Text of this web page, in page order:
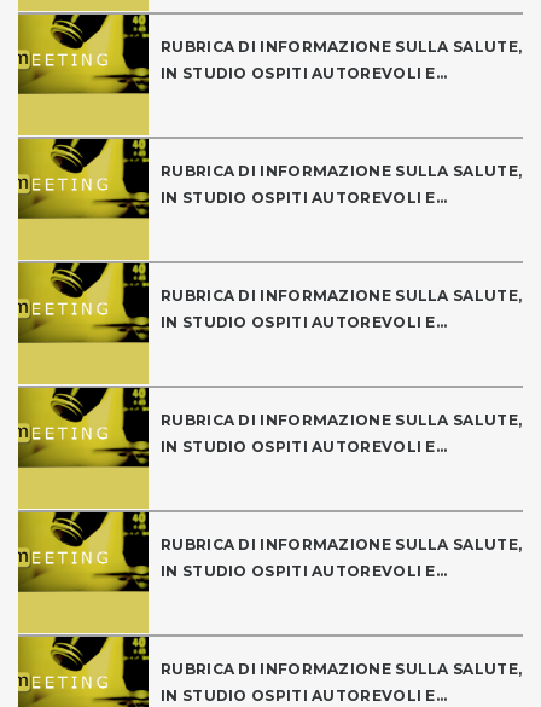
RUBRICA DI INFORMAZIONE SULLA SALUTE,
IN STUDIO OSPITI AUTOREVOLI E...
RUBRICA DI INFORMAZIONE SULLA SALUTE,
IN STUDIO OSPITI AUTOREVOLI E...
RUBRICA DI INFORMAZIONE SULLA SALUTE,
IN STUDIO OSPITI AUTOREVOLI E...
RUBRICA DI INFORMAZIONE SULLA SALUTE,
IN STUDIO OSPITI AUTOREVOLI E...
RUBRICA DI INFORMAZIONE SULLA SALUTE,
IN STUDIO OSPITI AUTOREVOLI E...
RUBRICA DI INFORMAZIONE SULLA SALUTE,
IN STUDIO OSPITI AUTOREVOLI E...